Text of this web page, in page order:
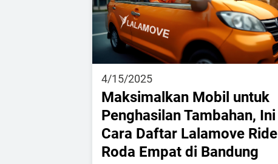
4/15/2025
Maksimalkan Mobil untuk
Penghasilan Tambahan, Ini
Cara Daftar Lalamove Ride
Roda Empat di Bandung